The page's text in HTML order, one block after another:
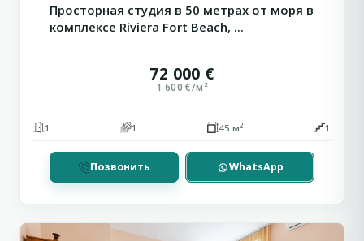
Просторная студия в 50 метрах от моря в
комплексе Riviera Fort Beach, ...
72 000 €
1 600 €/м²
1 1 45 м2 1
Позвонить WhatsApp
Берег